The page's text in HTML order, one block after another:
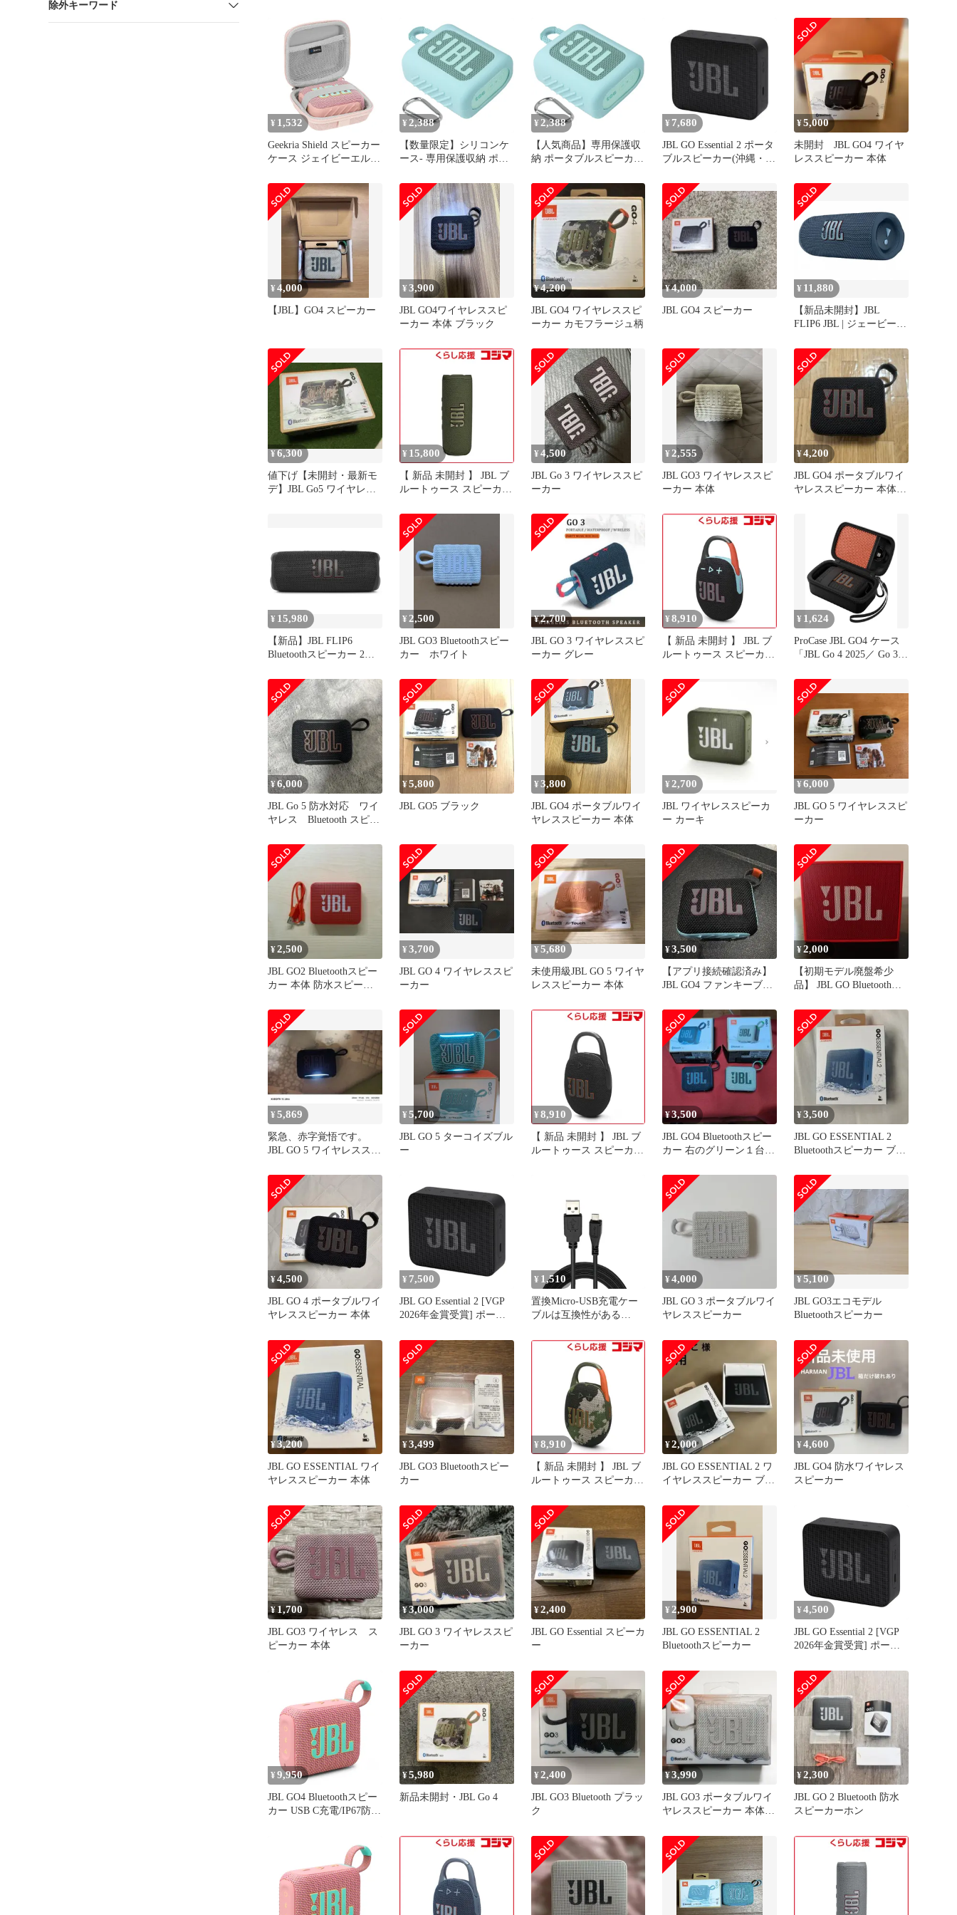
除外キーワード
使用 送料無料
ター搭載/ポータブル/ホ
ワイト JBLGO4WHT
¥ 1,532
Geekria Shield スピーカー
ケース ジェイビーエル
Go 3 Eco ケースカバー対
応、交換用ハードシェル
ポータブルスピーカー保
護キャリーバッグ、ケー
ブル収納、キーチェーン
カラビナ付き (ピンク) 1
¥ 2,388
【数量限定】シリコンケ
ース- 専用保護収納 ポー
Bluetooth Aenllosi 3 GO
(ミントグリーン) GO3
（ケースのみ）JBL
¥ 2,388
【人気商品】専用保護収
納 ポータブルスピーカー
Bluetooth 3 Aenllosi GO
GO3 (ミントグリーン)
（ケースのみ）JBL
¥ 7,680
JBL GO Essential 2 ポータ
ブルスピーカー(沖縄・離
¥5,000
未開封 JBL GO4 ワイヤ
レススピーカー 本体
¥4,000
【JBL】GO4 スピーカー
¥3,900
JBL GO4ワイヤレススピ
ーカー 本体 ブラック
¥4,200
JBL GO4 ワイヤレススピ
ーカー カモフラージュ柄
¥4,000
JBL GO4 スピーカー
¥ 11,880
【新品未開封】JBL
FLIP6 JBL | ジェービーエ
ータブルワイヤレススピ
ーカー 低音 防水 防塵
IP67 コンパクト パーテ
ィー
¥6,300
値下げ【未開封・最新モ
デ】JBL Go5 ワイヤレス
¥ 15,800
【 新品 未開封 】 JBL ブ
ルートゥース スピーカー
グリーン JBLFLIP6GREN
未使用 送料無料
¥4,500
JBL Go 3 ワイヤレススピ
ーカー
¥ 2,555
JBL GO3 ワイヤレススピ
ーカー 本体
¥4,200
JBL GO4 ポータブルワイ
ヤレススピーカー 本体
¥ 15,980
【新品】JBL FLIP6
Bluetoothスピーカー 2ウ
成/USB C充電/IP67防塵防
水/パッシブラジエーター
搭載/ポータブル ブラッ
ク JBLFLIP6BLK
¥ 2,500
JBL GO3 Bluetoothスピー
カー ホワイト
¥2,700
JBL GO 3 ワイヤレススピ
ーカー グレー
¥ 8,910
【 新品 未開封 】 JBL ブ
ルートゥース スピーカー
Funky Black
JBLCLIP5BLKO 未使用
送料無料
¥ 1,624
ProCase JBL GO4 ケース
「JBL Go 4 2025／ Go 3
応 JBLスピーカー保護バ
ッグ 防水 携帯用 耐衝撃
EVAカバー -ブラック 1
¥6,000
JBL Go 5 防水対応 ワイ
ヤレス Bluetooth スピー
¥5,800
JBL GO5 ブラック
¥3,800
JBL GO4 ポータブルワイ
ヤレススピーカー 本体
¥ 2,700
JBL ワイヤレススピーカ
ー カーキ
¥6,000
JBL GO 5 ワイヤレススピ
ーカー
¥2,500
JBL GO2 Bluetoothスピー
カー 本体 防水スピーカ
¥3,700
JBL GO 4 ワイヤレススピ
ーカー
¥5,680
未使用級JBL GO 5 ワイヤ
レススピーカー 本体
¥3,500
【アプリ接続確認済み】
JBL GO4 ファンキーブラ
¥2,000
【初期モデル廃盤希少
品】 JBL GO Bluetoothス
¥5,869
緊急、赤字覚悟です。
JBL GO 5 ワイヤレススピ
¥5,700
JBL GO 5 ターコイズブル
ー
¥ 8,910
【 新品 未開封 】 JBL ブ
ルートゥース スピーカー
¥3,500
JBL GO4 Bluetoothスピー
カー 右のグリーン１台だ
¥3,500
JBL GO ESSENTIAL 2
Bluetoothスピーカー ブル
¥4,500
JBL GO 4 ポータブルワイ
ヤレススピーカー 本体
¥ 7,500
JBL GO Essential 2 [VGP
2026年金賞受賞] ポータ
ス コンパクト IP67 防水
防塵 USB Type-C お風呂
(ブラック)e
¥ 1,510
置換Micro-USB充電ケー
ブルは互換性がある
SoundLinkカラーポータ
SoundSportイヤホンスピ
ーカー、mini-II/micro/回
転/Plus充電ケーブル（1.5
¥4,000
JBL GO 3 ポータブルワイ
ヤレススピーカー
¥5,100
JBL GO3エコモデル
Bluetoothスピーカー
¥3,200
JBL GO ESSENTIAL ワイ
ヤレススピーカー 本体
¥3,499
JBL GO3 Bluetoothスピー
カー
¥ 8,910
【 新品 未開封 】 JBL ブ
ルートゥース スピーカー
Squad JBLCLIP5SQUAD
未使用 送料無料
¥2,000
JBL GO ESSENTIAL 2 ワ
イヤレススピーカー ブラ
¥4,600
JBL GO4 防水ワイヤレス
スピーカー
¥1,700
JBL GO3 ワイヤレス ス
ピーカー 本体
¥3,000
JBL GO 3 ワイヤレススピ
ーカー
¥2,400
JBL GO Essential スピーカ
ー
¥2,900
JBL GO ESSENTIAL 2
Bluetoothスピーカー
¥ 4,500
JBL GO Essential 2 [VGP
2026年金賞受賞] ポータ
ス コンパクト IP67 防水
防塵 USB Type-C お風呂
(ブラック) 0
¥ 9,950
JBL GO4 Bluetoothスピー
カー USB C充電/IP67防塵
タブル/スウォッシュピン
ク JBLGO4PINK [ピンク]
¥5,980
新品未開封・JBL Go 4
¥2,400
JBL GO3 Bluetooth プラッ
ク
¥3,990
JBL GO3 ポータブルワイ
ヤレススピーカー 本体
¥2,300
JBL GO 2 Bluetooth 防水
スピーカーホン